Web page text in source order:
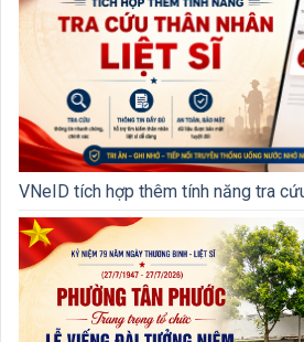
VNeID tích hợp thêm tính năng tra